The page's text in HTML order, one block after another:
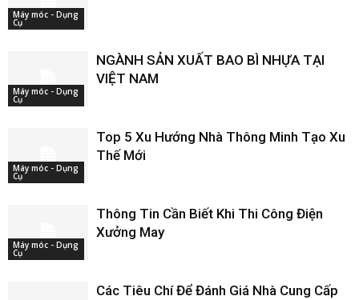
Máy móc - Dụng
Cụ
Máy móc - Dụng
Cụ
NGÀNH SẢN XUẤT BAO BÌ NHỰA TẠI
VIỆT NAM
Máy móc - Dụng
Cụ
Top 5 Xu Hướng Nhà Thông Minh Tạo Xu
Thế Mới
Máy móc - Dụng
Cụ
Thông Tin Cần Biết Khi Thi Công Điện
Xưởng May
Các Tiêu Chí Để Đánh Giá Nhà Cung Cấp